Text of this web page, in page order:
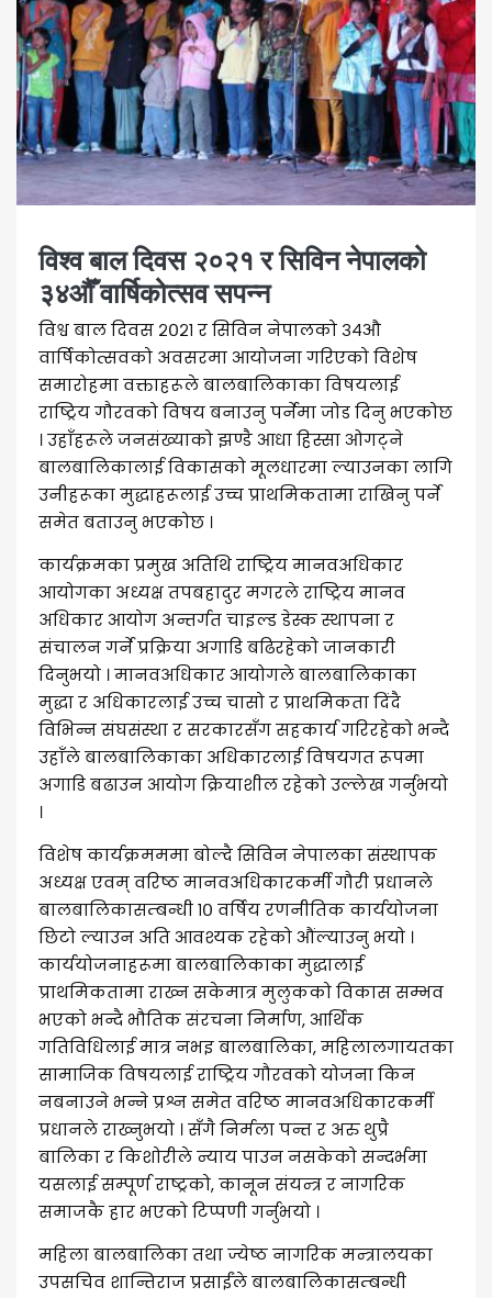
विश्व बाल दिवस २०२१ र सिविन नेपालको
३४औँ वार्षिकोत्सव सपन्न
विश्व बाल दिवस २०२१ र सिविन नेपालको ३४औ
वार्षिकोत्सवको अवसरमा आयोजना गरिएको विशेष
समारोहमा वक्ताहरूले बालबालिकाका विषयलाई
राष्ट्रिय गौरवको विषय बनाउनु पर्नेमा जोड दिनु भएकोछ
। उहाँहरूले जनसंख्याको झण्डै आधा हिस्सा ओगट्ने
बालबालिकालाई विकासको मूलधारमा ल्याउनका लागि
उनीहरूका मुद्धाहरूलाई उच्च प्राथमिकतामा राखिनु पर्ने
समेत बताउनु भएकोछ ।
कार्यक्रमका प्रमुख अतिथि राष्ट्रिय मानवअधिकार
आयोगका अध्यक्ष तपबहादुर मगरले राष्ट्रिय मानव
अधिकार आयोग अन्तर्गत चाइल्ड डेस्क स्थापना र
संचालन गर्ने प्रक्रिया अगाडि बढिरहेको जानकारी
दिनुभयो । मानवअधिकार आयोगले बालबालिकाका
मुद्धा र अधिकारलाई उच्च चासो र प्राथमिकता दिंदै
विभिन्न संघसंस्था र सरकारसँग सहकार्य गरिरहेको भन्दै
उहाँले बालबालिकाका अधिकारलाई विषयगत रूपमा
अगाडि बढाउन आयोग क्रियाशील रहेको उल्लेख गर्नुभयो
।
विशेष कार्यक्रमममा बोल्दै सिविन नेपालका संस्थापक
अध्यक्ष एवम् वरिष्ठ मानवअधिकारकर्मी गौरी प्रधानले
बालबालिकासम्बन्धी १० वर्षिय रणनीतिक कार्ययोजना
छिटो ल्याउन अति आवश्यक रहेको औंल्याउनु भयो ।
कार्ययोजनाहरूमा बालबालिकाका मुद्धालाई
प्राथमिकतामा राख्न सकेमात्र मुलुकको विकास सम्भव
भएको भन्दै भौतिक संरचना निर्माण, आर्थिक
गतिविधिलाई मात्र नभइ बालबालिका, महिलालगायतका
सामाजिक विषयलाई राष्ट्रिय गौरवको योजना किन
नबनाउने भन्ने प्रश्न समेत वरिष्ठ मानवअधिकारकर्मी
प्रधानले राख्नुभयो । सँगै निर्मला पन्त र अरु थुप्रै
बालिका र किशोरीले न्याय पाउन नसकेको सन्दर्भमा
यसलाई सम्पूर्ण राष्ट्रको, कानून संयन्त्र र नागरिक
समाजकै हार भएको टिप्पणी गर्नुभयो ।
महिला बालबालिका तथा ज्येष्ठ नागरिक मन्त्रालयका
उपसचिव शान्तिराज प्रसाईंले बालबालिकासम्बन्धी